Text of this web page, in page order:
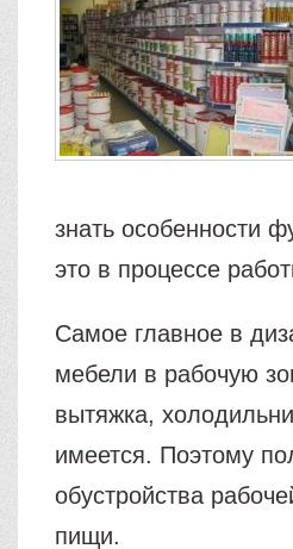
знать особенности
это в процессе
Самое главное в
мебели в рабочую
вытяжка,
имеется. Поэтому
обустройства
пищи.